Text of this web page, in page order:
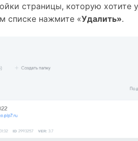
страницы, которую хотите
списке нажмите «Удалить».